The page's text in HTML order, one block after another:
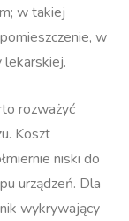
w takiej
w
lekarskiej.
rozważyć
Koszt
niski do
urządzeń. Dla
wykrywający